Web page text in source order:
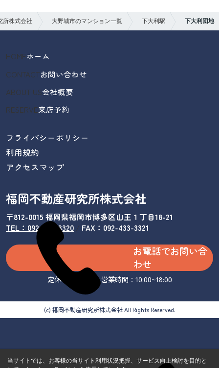
所株式会社 大野城市のマンション一覧 下大利駅 下大利団地
HOMEホーム
CONTACTお問い合わせ
ABOUT US会社概要
RESERVE来店予約
プライバシーポリシー
利用規約
アクセスマップ
福岡不動産研究所株式会社
〒812-0015 福岡県福岡市博多区山王１丁目18-21
TEL：092-433-3320/ FAX：092-433-3321
お電話でお問い合
わせ
定休日：水曜日 営業時間：10:00~18:00
(c) 福岡不動産研究所株式会社 All Rights Reserved.
当サイトでは、お客様の当サイト利用状況把握、サービス向上検討を目的と